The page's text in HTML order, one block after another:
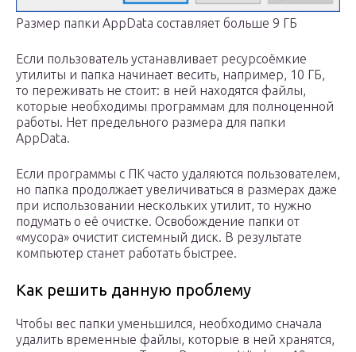
Размер папки AppData составляет больше 9 ГБ
Если пользователь устанавливает ресурсоёмкие
утилиты и папка начинает весить, например, 10 ГБ,
то переживать не стоит: в ней находятся файлы,
которые необходимы программам для полноценной
работы. Нет предельного размера для папки
AppData.
Если программы с ПК часто удаляются пользователем,
но папка продолжает увеличиваться в размерах даже
при использовании нескольких утилит, то нужно
подумать о её очистке. Освобождение папки от
«мусора» очистит системный диск. В результате
компьютер станет работать быстрее.
Как решить данную проблему
Чтобы вес папки уменьшился, необходимо сначала
удалить временные файлы, которые в ней хранятся,